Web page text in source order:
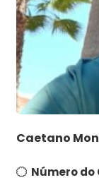
Caetano
Número